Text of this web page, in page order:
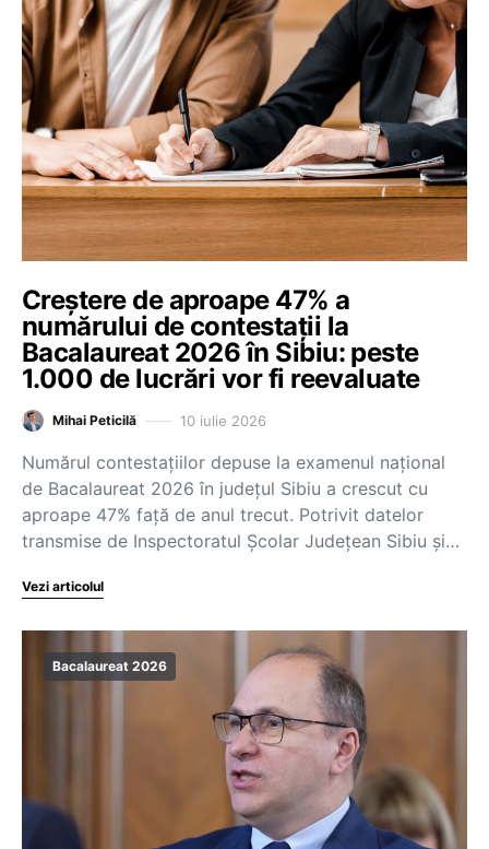
Creștere de aproape 47% a
numărului de contestații la
Bacalaureat 2026 în Sibiu: peste
1.000 de lucrări vor fi reevaluate
Mihai Peticilă 10 iulie 2026
Numărul contestațiilor depuse la examenul național
de Bacalaureat 2026 în județul Sibiu a crescut cu
aproape 47% față de anul trecut. Potrivit datelor
transmise de Inspectoratul Școlar Județean Sibiu și…
Vezi articolul
Bacalaureat 2026